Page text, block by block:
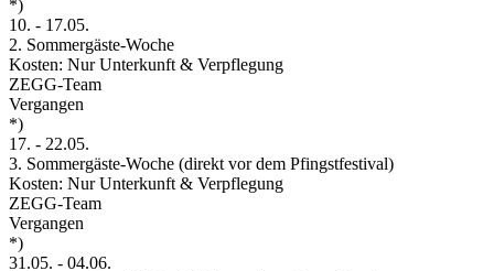
*)
10. - 17.05.
2. Sommergäste-Woche
Kosten: Nur Unterkunft & Verpflegung
ZEGG-Team
Vergangen
*)
17. - 22.05.
3. Sommergäste-Woche (direkt vor dem Pfingstfestival)
Kosten: Nur Unterkunft & Verpflegung
ZEGG-Team
Vergangen
*)
31.05. - 04.06.